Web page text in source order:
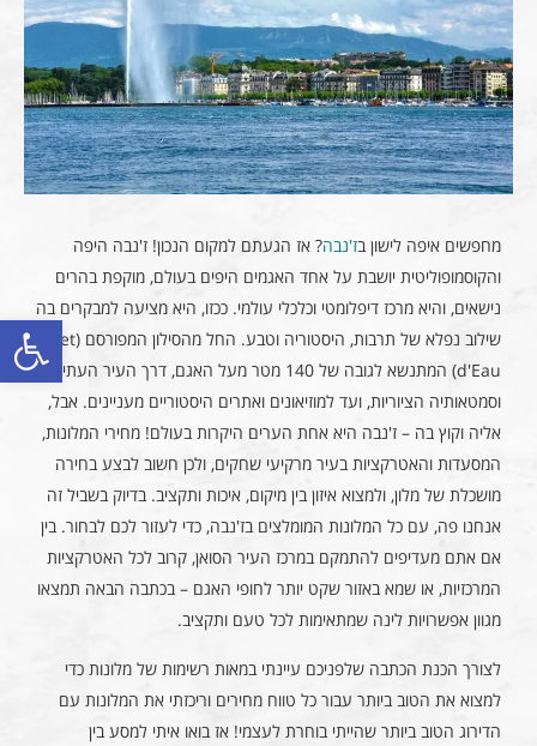
פתח
מחפשים איפה לישון בז'נבה? אז הגעתם למקום הנכון! ז'נבה היפה
והקוסמופוליטית יושבת על אחד האגמים היפים בעולם, מוקפת בהרים
נישאים, והיא מרכז דיפלומטי וכלכלי עולמי. ככזו, היא מציעה למבקרים בה
שילוב נפלא של תרבות, היסטוריה וטבע. החל מהסילון המפורסם (Jet
d'Eau) המתנשא לגובה של 140 מטר מעל האגם, דרך העיר העתיקה
וסמטאותיה הציוריות, ועד למוזיאונים ואתרים היסטוריים מעניינים. אבל,
אליה וקוץ בה – ז'נבה היא אחת הערים היקרות בעולם! מחירי המלונות,
המסעדות והאטרקציות בעיר מרקיעי שחקים, ולכן חשוב לבצע בחירה
מושכלת של מלון, ולמצוא איזון בין מיקום, איכות ותקציב. בדיוק בשביל זה
אנחנו פה, עם כל המלונות המומלצים בז'נבה, כדי לעזור לכם לבחור. בין
אם אתם מעדיפים להתמקם במרכז העיר הסואן, קרוב לכל האטרקציות
המרכזיות, או שמא באזור שקט יותר לחופי האגם – בכתבה הבאה תמצאו
מגוון אפשרויות לינה שמתאימות לכל טעם ותקציב.
לצורך הכנת הכתבה שלפניכם עיינתי במאות רשימות של מלונות כדי
למצוא את הטוב ביותר עבור כל טווח מחירים וריכזתי את המלונות עם
הדירוג הטוב ביותר שהייתי בוחרת לעצמי! אז בואו איתי למסע בין